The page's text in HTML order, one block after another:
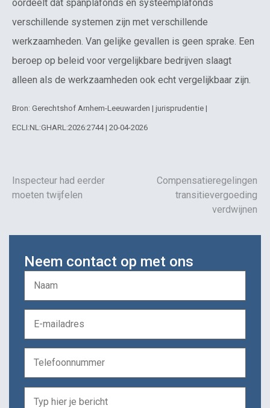
oordeelt dat spanplafonds en systeemplafonds
verschillende systemen zijn met verschillende
werkzaamheden. Van gelijke gevallen is geen sprake. Een
beroep op beleid voor vergelijkbare bedrijven slaagt
alleen als de werkzaamheden ook echt vergelijkbaar zijn.
Bron: Gerechtshof Arnhem-Leeuwarden | jurisprudentie |
ECLI:NL:GHARL:2026:2744 | 20-04-2026
Inspecteur had eerder
moeten twijfelen
Compensatieregelingen
transitievergoeding
verdwijnen
Neem contact op met ons